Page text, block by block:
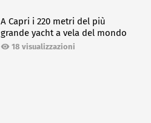
A Capri i 220 metri del più
grande yacht a vela del mondo
18 visualizzazioni